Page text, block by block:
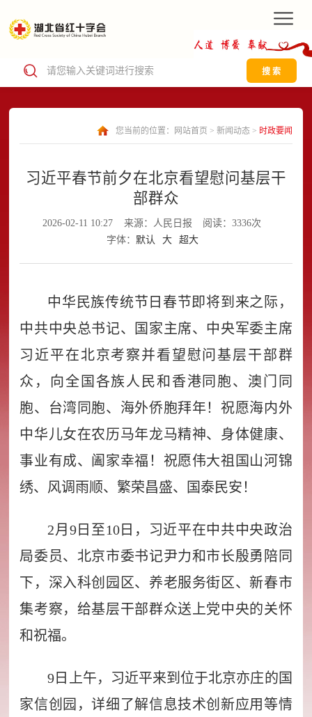
搜 索
您当前的位置： 网站首页 > 新闻动态> 时政要闻
习近平春节前夕在北京看望慰问基层干
部群众
2026-02-11 10:27 来源：人民日报
阅读：3336次
字体： 默认 大 超大
中华民族传统节日春节即将到来之际，
中共中央总书记、国家主席、中央军委主席
习近平在北京考察并看望慰问基层干部群
众，向全国各族人民和香港同胞、澳门同
胞、台湾同胞、海外侨胞拜年！祝愿海内外
中华儿女在农历马年龙马精神、身体健康、
事业有成、阖家幸福！祝愿伟大祖国山河锦
绣、风调雨顺、繁荣昌盛、国泰民安！
2月9日至10日，习近平在中共中央政治
局委员、北京市委书记尹力和市长殷勇陪同
下，深入科创园区、养老服务街区、新春市
集考察，给基层干部群众送上党中央的关怀
和祝福。
9日上午，习近平来到位于北京亦庄的国
家信创园，详细了解信息技术创新应用等情